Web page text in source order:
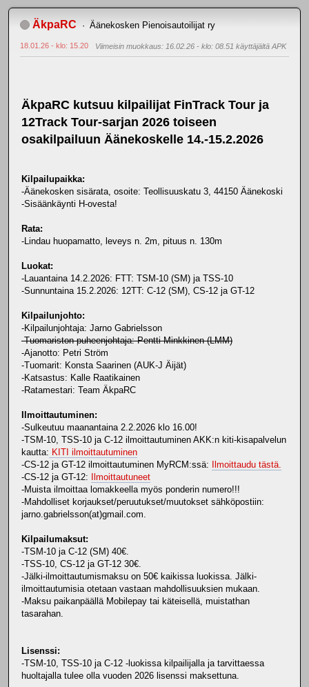
ÄkpaRC Äänekosken Pienoisautoilijat ry
18.01.26 - klo: 15.20 Viimeisin muokkaus: 16.02.26 - klo: 08.51 käyttäjältä APK
ÄkpaRC kutsuu kilpailijat FinTrack Tour ja
12Track Tour-sarjan 2026 toiseen
osakilpailuun Äänekoskelle 14.-15.2.2026
Kilpailupaikka:
-Äänekosken sisärata, osoite: Teollisuuskatu 3, 44150 Äänekoski
-Sisäänkäynti H-ovesta!
Rata:
-Lindau huopamatto, leveys n. 2m, pituus n. 130m
Luokat:
-Lauantaina 14.2.2026: FTT: TSM-10 (SM) ja TSS-10
-Sunnuntaina 15.2.2026: 12TT: C-12 (SM), CS-12 ja GT-12
Kilpailunjohto:
-Kilpailunjohtaja: Jarno Gabrielsson
-Tuomariston puheenjohtaja: Pentti Minkkinen (LMM)
-Ajanotto: Petri Ström
-Tuomarit: Konsta Saarinen (AUK-J Äijät)
-Katsastus: Kalle Raatikainen
-Ratamestari: Team ÄkpaRC
Ilmoittautuminen:
-Sulkeutuu maanantaina 2.2.2026 klo 16.00!
-TSM-10, TSS-10 ja C-12 ilmoittautuminen AKK:n kiti-kisapalvelun
kautta: KITI ilmoittautuminen
-CS-12 ja GT-12 ilmoittautuminen MyRCM:ssä:
Ilmoittaudu tästä.
-CS-12 ja GT-12:
Ilmoittautuneet
-Muista ilmoittaa lomakkeella myös ponderin numero!!!
-Mahdolliset korjaukset/peruutukset/muutokset sähköpostiin:
jarno.gabrielsson(at)gmail.com.
Kilpailumaksut:
-TSM-10 ja C-12 (SM) 40€.
-TSS-10, CS-12 ja GT-12 30€.
-Jälki-ilmoittautumismaksu on 50€ kaikissa luokissa. Jälki-
ilmoittautumisia otetaan vastaan mahdollisuuksien mukaan.
-Maksu paikanpäällä Mobilepay tai käteisellä, muistathan
tasarahan.
Lisenssi:
-TSM-10, TSS-10 ja C-12 -luokissa kilpailijalla ja tarvittaessa
huoltajalla tulee olla vuoden 2026 lisenssi maksettuna.